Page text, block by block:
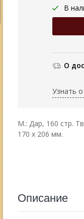
В
О
Узнать
М.: Дар, 160 стр.
170 х 206 мм.
Описание